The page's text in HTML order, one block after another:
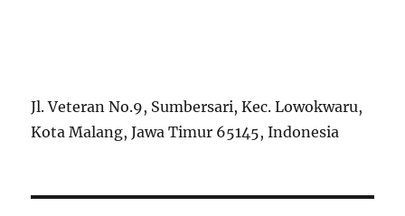
Jl. Veteran No.9, Sumbersari, Kec. Lowokwaru,
Kota Malang, Jawa Timur 65145, Indonesia